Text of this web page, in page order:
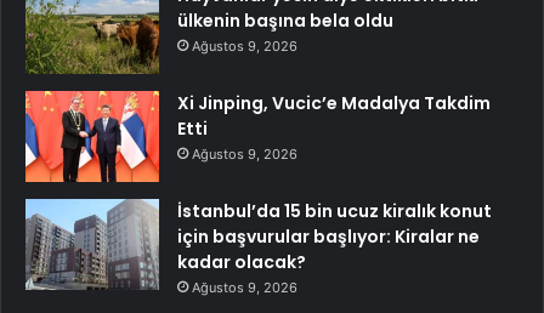
ülkenin başına bela oldu
Ağustos 9, 2026
Xi Jinping, Vucic’e Madalya Takdim
Etti
Ağustos 9, 2026
İstanbul’da 15 bin ucuz kiralık konut
için başvurular başlıyor: Kiralar ne
kadar olacak?
Ağustos 9, 2026